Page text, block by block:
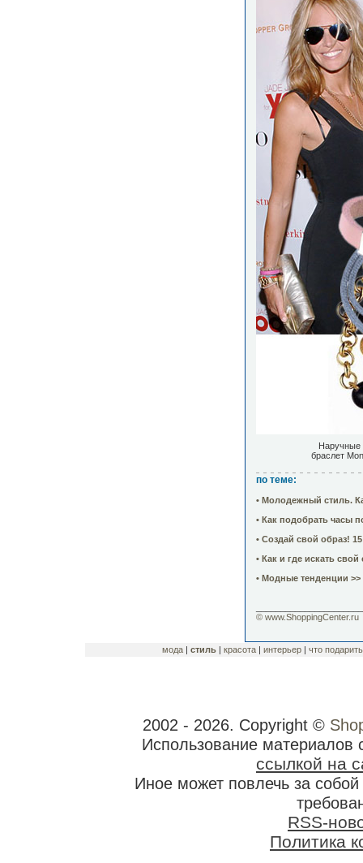
Наручные
браслет
по теме:
• Молодежный стиль.
• Как подобрать часы
• Создай свой образ!
• Как и где искать свой
• Модные тенденции >>
© www.ShoppingCenter.ru
мода | стиль | красота | интерьер | что подарить
2002 - 2026. Copyright ©
Использование материалов
ссылкой на
Иное может повлечь за
RSS-
Политика